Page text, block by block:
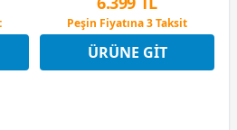
Peşin Fiyatına 3 Taksit
12 Ay x 753 TL taksitle
Peşin Fiyatına 3 Taksit
ÜRÜNE GIT